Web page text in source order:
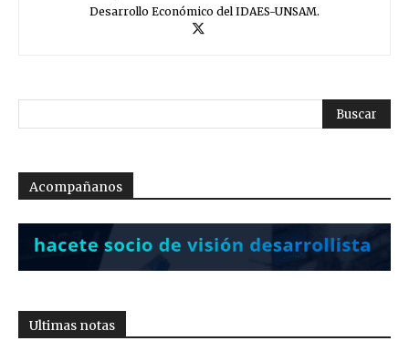
Desarrollo Económico del IDAES-UNSAM.
Acompañanos
Ultimas notas